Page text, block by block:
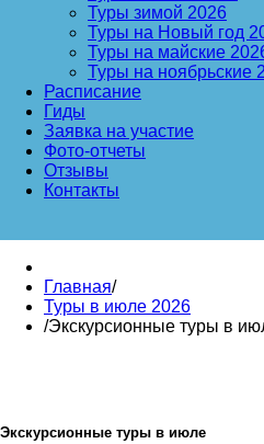
Туры зимой 2026
Туры на Новый год
Туры на майские
Туры на ноябрьские
Расписание
Гиды
Заявка на участие
Фото-отчеты
Отзывы
Контакты
Главная/
Туры в июле 2026
/Экскурсионные туры в
Экскурсионные туры в июле